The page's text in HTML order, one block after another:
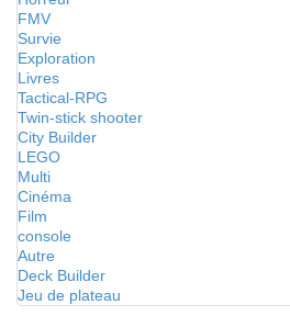
FMV
Survie
Exploration
Livres
Tactical-RPG
Twin-stick shooter
City Builder
LEGO
Multi
Cinéma
Film
console
Autre
Deck Builder
Jeu de plateau